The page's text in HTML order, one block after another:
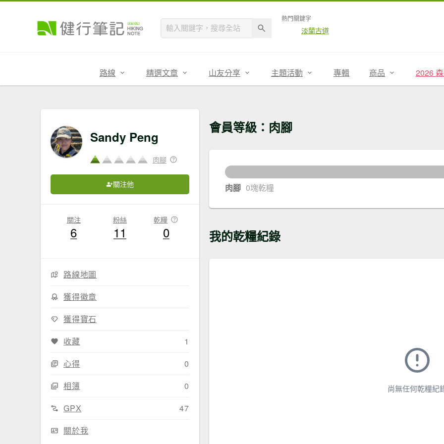
熱門關鍵字
淡蘭古道
路線 精選文章 山友分享 主題活動 專輯 商品 2026
Sandy Peng
肉腳
關注他
關注
6
粉絲
11
乾糧
0
路線地圖
獲得徽章
獲得寶石
收藏
1
心得
0
相簿
0
GPX
47
關於我
會員等級：肉腳
肉腳 0塊乾糧
我的乾糧紀錄
尚無任何乾糧紀